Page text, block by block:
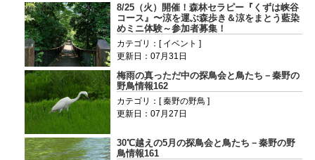
8/25（火）開催！森林セラピー『くずは峡谷
コース』〜涼を運ぶ森歩き＆涼をまとう藍染
めミニ体験～参加者募集！
カテゴリ：[ イベント ]
更新日：07月31日
梅雨の真っただ中の探鳥会と鳥たち－秦野の
野鳥情報162
カテゴリ：[ 秦野の野鳥 ]
更新日：07月27日
30℃越えの5月の探鳥会と鳥たち－秦野の野
鳥情報161